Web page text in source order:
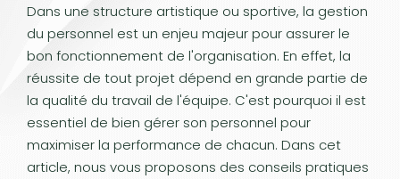
Dans une structure artistique ou sportive, la gestion
du personnel est un enjeu majeur pour assurer le
bon fonctionnement de l'organisation. En effet, la
réussite de tout projet dépend en grande partie de
la qualité du travail de l'équipe. C'est pourquoi il est
essentiel de bien gérer son personnel pour
maximiser la performance de chacun. Dans cet
article, nous vous proposons des conseils pratiques